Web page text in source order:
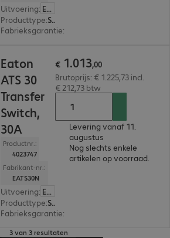
Uitvoering: Europa
Producttype: Switch
Fabrieksgarantie:
Eaton
ATS 30
Transfer
Switch,
30A
Productnr.:
4023747
Fabrikant-nr.:
EATS30N
Uitvoering: Europa
Producttype: Switch
Fabrieksgarantie:
€ 1.013,00
Brutoprijs: € 1.225,73 incl.
€ 212,73 btw
Levering vanaf 11.
augustus
Nog slechts enkele
artikelen op voorraad.
3 van 3 resultaten